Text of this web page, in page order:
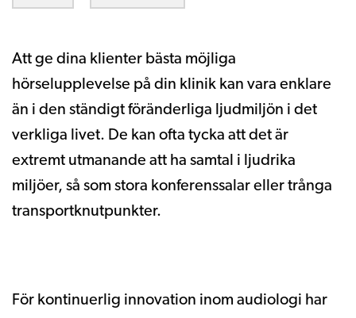
Att ge dina klienter bästa möjliga
hörselupplevelse på din klinik kan vara enklare
än i den ständigt föränderliga ljudmiljön i det
verkliga livet. De kan ofta tycka att det är
extremt utmanande att ha samtal i ljudrika
miljöer, så som stora konferenssalar eller trånga
transportknutpunkter.
För kontinuerlig innovation inom audiologi har